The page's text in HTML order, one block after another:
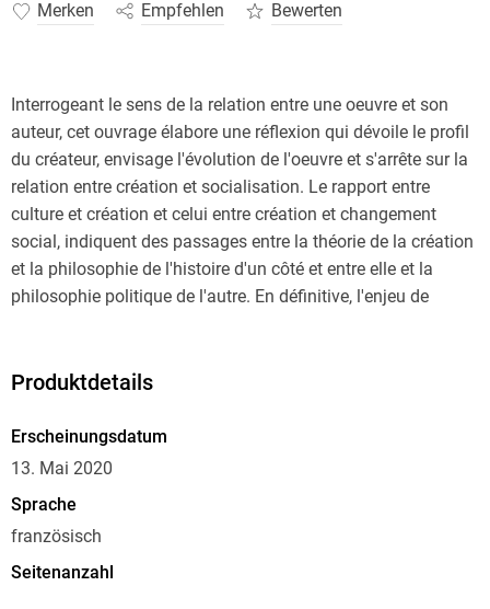
Merken Empfehlen Bewerten
Interrogeant le sens de la relation entre une oeuvre et son
auteur, cet ouvrage élabore une réflexion qui dévoile le profil
du créateur, envisage l'évolution de l'oeuvre et s'arrête sur la
relation entre création et socialisation. Le rapport entre
culture et création et celui entre création et changement
social, indiquent des passages entre la théorie de la création
et la philosophie de l'histoire d'un côté et entre elle et la
philosophie politique de l'autre. En définitive, l'enjeu de
hantée par « la mort de l'art ».
Produktdetails
Erscheinungsdatum
13. Mai 2020
Sprache
französisch
Seitenanzahl